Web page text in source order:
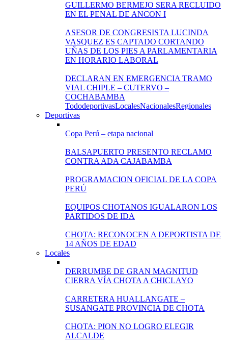
GUILLERMO BERMEJO SERA RECLUIDO
EN EL PENAL DE ANCON I
ASESOR DE CONGRESISTA LUCINDA
VASQUEZ ES CAPTADO CORTANDO
UÑAS DE LOS PIES A PARLAMENTARIA
EN HORARIO LABORAL
DECLARAN EN EMERGENCIA TRAMO
VIAL CHIPLE – CUTERVO –
COCHABAMBA
TododeportivasLocalesNacionalesRegionales
Deportivas
Copa Perú – etapa nacional
BALSAPUERTO PRESENTO RECLAMO
CONTRA ADA CAJABAMBA
PROGRAMACION OFICIAL DE LA COPA
PERÚ
EQUIPOS CHOTANOS IGUALARON LOS
PARTIDOS DE IDA
CHOTA: RECONOCEN A DEPORTISTA DE
14 AÑOS DE EDAD
Locales
DERRUMBE DE GRAN MAGNITUD
CIERRA VÍA CHOTA A CHICLAYO
CARRETERA HUALLANGATE –
SUSANGATE PROVINCIA DE CHOTA
CHOTA: PION NO LOGRO ELEGIR
ALCALDE